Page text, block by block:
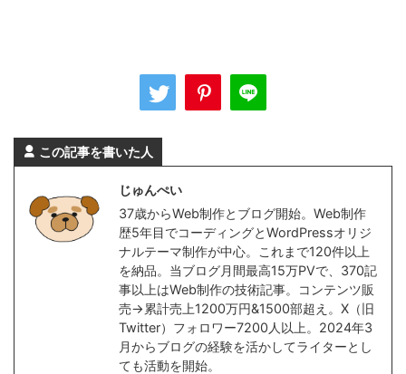
この記事を書いた人
じゅんぺい
37歳からWeb制作とブログ開始。Web制作
歴5年目でコーディングとWordPressオリジ
ナルテーマ制作が中心。これまで120件以上
を納品。当ブログ月間最高15万PVで、370記
事以上はWeb制作の技術記事。コンテンツ販
売→累計売上1200万円&1500部超え。X（旧
Twitter）フォロワー7200人以上。2024年3
月からブログの経験を活かしてライターとし
ても活動を開始。